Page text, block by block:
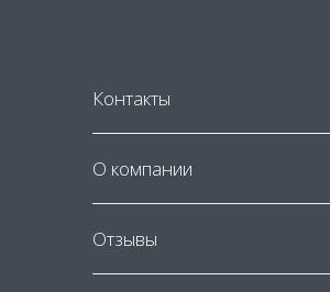
Контакты
О компании
Отзывы